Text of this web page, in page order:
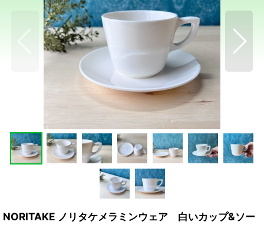
NORITAKE ノリタケメラミンウェア 白いカップ&ソー